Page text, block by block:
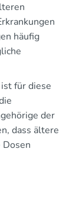
häufig
für diese
der
dass ältere